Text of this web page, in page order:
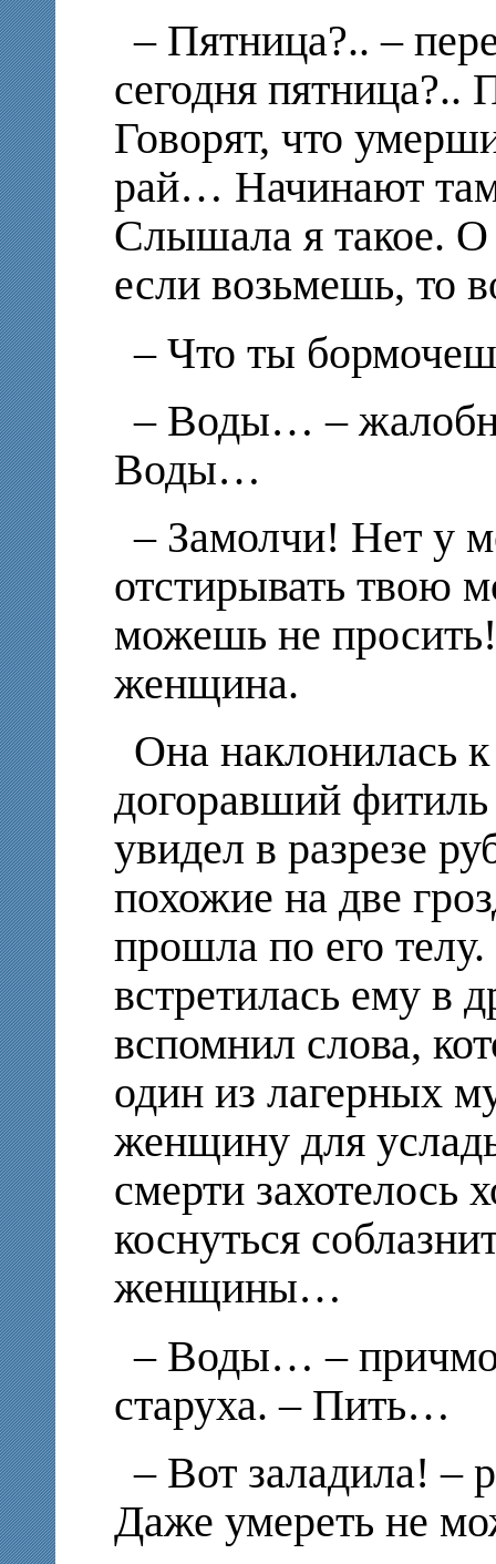
– Пятница?.. –
сегодня пятница?..
Говорят, что
рай… Начинают
Слышала я такое. О
если возьмешь, то
– Что ты
– Воды… –
Воды…
– Замолчи! Нет у
отстирывать твою
можешь не просить!
женщина.
Она наклонилась
догоравший
увидел в разрезе
похожие на две
прошла по его
встретилась ему в
вспомнил слова,
один из лагерных
женщину для
смерти захотелось
коснуться
женщины…
– Воды… –
старуха. – Пить…
– Вот заладила! –
Даже умереть не